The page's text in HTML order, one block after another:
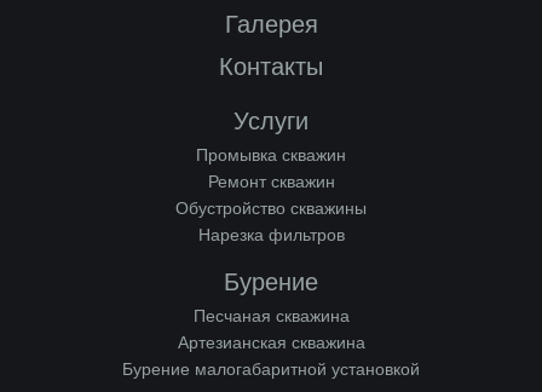
Галерея
Контакты
Услуги
Промывка скважин
Ремонт скважин
Обустройство скважины
Нарезка фильтров
Бурение
Песчаная скважина
Артезианская скважина
Бурение малогабаритной установкой